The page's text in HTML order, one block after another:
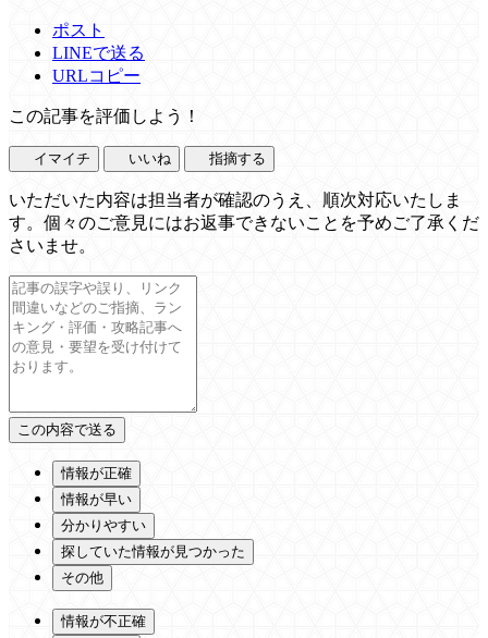
ポスト
LINEで送る
URLコピー
この記事を評価しよう！
イマイチ いいね 指摘する
いただいた内容は担当者が確認のうえ、順次対応いたしま
す。個々のご意見にはお返事できないことを予めご了承くだ
さいませ。
情報が正確
情報が早い
分かりやすい
探していた情報が見つかった
その他
情報が不正確